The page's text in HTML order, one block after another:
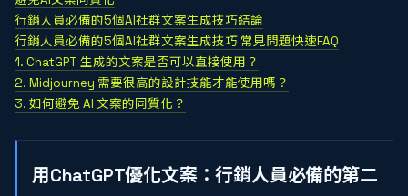
行銷人員必備的5個AI社群文案生成技巧結論
行銷人員必備的5個AI社群文案生成技巧 常見問題快速FAQ
1. ChatGPT 生成的文案是否可以直接使用？
2. Midjourney 需要很高的設計技能才能使用嗎？
3. 如何避免 AI 文案的同質化？
用ChatGPT優化文案：行銷人員必備的第二